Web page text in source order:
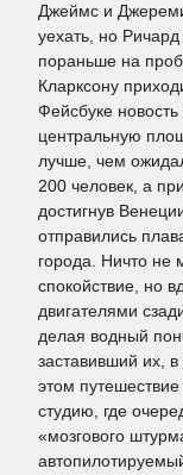
Джеймс и
уехать, но
пораньше на
Кларксону
Фейсбуке
центральную
лучше, чем
200 человек, а
достигнув
отправились
города. Ничто не
спокойствие, но
двигателями
делая водный
заставивший их, в
этом
студию, где
«мозгового